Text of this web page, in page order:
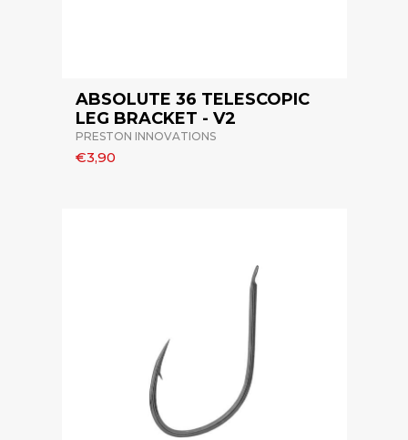
ABSOLUTE 36 TELESCOPIC
LEG BRACKET - V2
PRESTON INNOVATIONS
€3,90